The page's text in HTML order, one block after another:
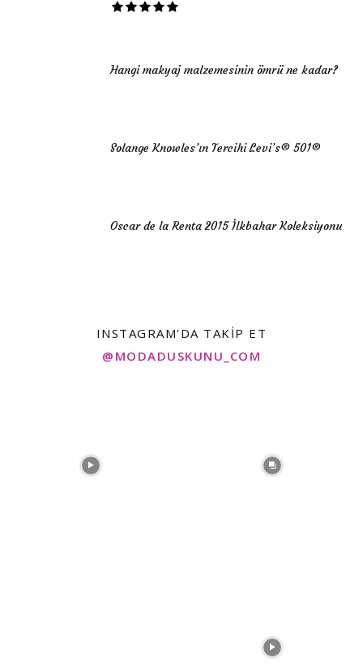
Hangi makyaj malzemesinin ömrü ne kadar?
Solange Knowles’ın Tercihi Levi’s® 501®
Oscar de la Renta 2015 İlkbahar Koleksiyonu
INSTAGRAM'DA TAKIP ET
@MODADUSKUNU_COM